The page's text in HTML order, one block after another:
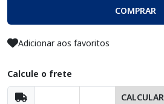
COMPRAR
Adicionar aos favoritos
Calcule o frete
CALCULAR